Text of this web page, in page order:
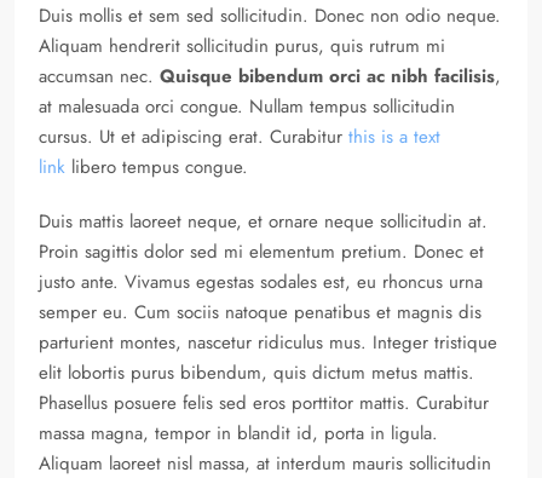
Duis mollis et sem sed sollicitudin. Donec non odio neque.
Aliquam hendrerit sollicitudin purus, quis rutrum mi
accumsan nec. Quisque bibendum orci ac nibh facilisis,
at malesuada orci congue. Nullam tempus sollicitudin
cursus. Ut et adipiscing erat. Curabitur this is a text
link libero tempus congue.
Duis mattis laoreet neque, et ornare neque sollicitudin at.
Proin sagittis dolor sed mi elementum pretium. Donec et
justo ante. Vivamus egestas sodales est, eu rhoncus urna
semper eu. Cum sociis natoque penatibus et magnis dis
parturient montes, nascetur ridiculus mus. Integer tristique
elit lobortis purus bibendum, quis dictum metus mattis.
Phasellus posuere felis sed eros porttitor mattis. Curabitur
massa magna, tempor in blandit id, porta in ligula.
Aliquam laoreet nisl massa, at interdum mauris sollicitudin